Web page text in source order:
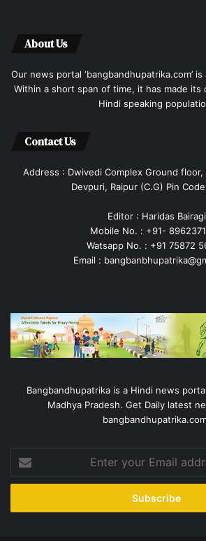
About Us
Our news portal ‘bangbandhupatrika.com’
Within a short span of time, it has made its
Hindi speaking
Contact Us
Address : Dwivedi Complex Ground floor,
Devpuri, Raipur (C.G) Pin
Editor : Haridas Bairagi
Mobile No. : +91-
Watsapp No. : +91 75872
Email :
Bangbandhupatrika is a Hindi news
Madhya Pradesh. Get Daily latest
your
Email